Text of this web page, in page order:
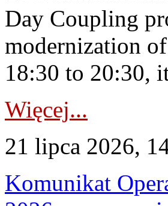
Day Coupling
modernization
18:30 to 20:30,
Więcej...
21 lipca 2026,
Komunikat